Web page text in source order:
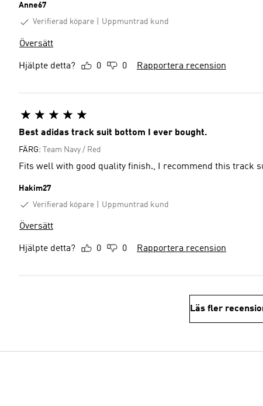
Anne67
Verifierad köpare
Uppmuntrad kund
Översätt
Hjälpte detta? 0 0 Rapportera recension
Best adidas track suit bottom I ever bought.
FÄRG: Team Navy / Red
Fits well with good quality finish., I recommend this track
Hakim27
Verifierad köpare
Uppmuntrad kund
Översätt
Hjälpte detta? 0 0 Rapportera recension
Läs fler